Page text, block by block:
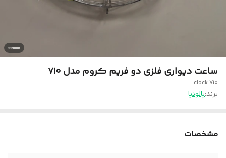
ساعت دیواری فلزی دو فریم کروم مدل ۷۱۰
clock 7۱۰
برند:پالونیا
مشخصات